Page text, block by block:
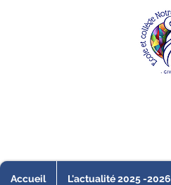
Accueil L'actualité 2025 -2026